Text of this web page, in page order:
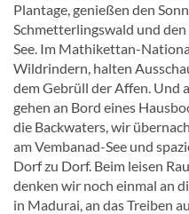
Plantage, genießen den
Schmetterlingswald und
See. Im Mathikettan-
Wildrindern, halten
dem Gebrüll der Affen. Und
gehen an Bord eines
die Backwaters, wir
am Vembanad-See und
Dorf zu Dorf. Beim leisen
denken wir noch einmal an
in Madurai, an das Treiben